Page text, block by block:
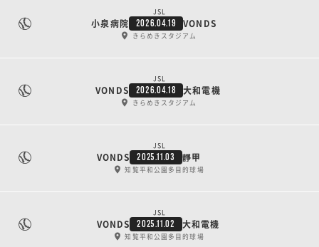
JSL
小泉病院 2026.04.19 VONDS
きらめきスタジアム
JSL
VONDS 2026.04.18 大和電機
きらめきスタジアム
JSL
VONDS 2025.11.03 靜甲
知覧平和公園多目的球場
JSL
VONDS 2025.11.02 大和電機
知覧平和公園多目的球場